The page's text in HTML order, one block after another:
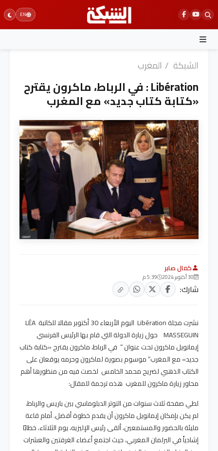
Skip
to
content
EN
الشبكة / المغرب
Libération : في الرباط، ماكرون يقترح
«كتابة كتاب جديد» مع المغرب
كمال صابر
30 أكتوبر 2024 5:39 م
شارك:
نشرت مجلة Libération اليوم الأربعاء 30 أكتوبر مقالا للكاتبة LÉA
MASSEGUIN حول زيارة الدولة التي قام بها الرئيس الفرنسي
إيمانويل ماكرون تحت عنوان ” في الرباط، ماكرون يقترح «كتابة كتاب
جديد» مع المغرب” موسوم بصورة لماكرون وحرمه يوقعان على
الكتاب الذهبي لضريح محمد الخامس لخصت فيه من منظورها أهم
محاور زيارة ماكرون للمغرب هذه ترجمة للمقال:
لطي صفحة ثلاث سنوات من التوتر الدبلوماسي بين باريس والرباط،
لم يكن بإمكان إيمانويل ماكرون أن يقدم خطوة أفضل. أمام قاعة
مليئة بالحضور والمستمعين، ألقى رئيس الإليزيه، يوم الثلاثاء، خطابًا
إشادياً في البرلمان المغربي، حيث اجتمع أعضاء الغرفتين والعشرات